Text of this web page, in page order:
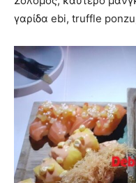
γαρίδα ebi, truffle